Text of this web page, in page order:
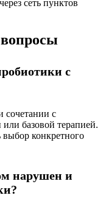
сеть пунктов
с
с
базовой терапией.
выбор конкретного
нарушен и